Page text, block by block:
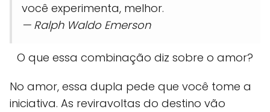
você experimenta, melhor.
— Ralph Waldo Emerson
O que essa combinação diz sobre o amor?
No amor, essa dupla pede que você tome a
iniciativa. As reviravoltas do destino vão